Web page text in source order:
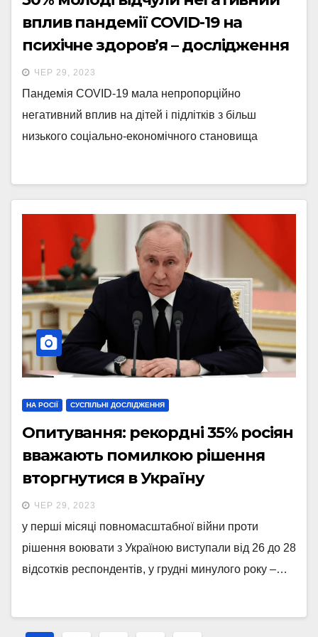
вплив пандемії COVID-19 на
психічне здоров’я – дослідження
ЧЕР 29, 2023
Пандемія COVID-19 мала непропорційно
негативний вплив на дітей і підлітків з більш
низького соціально-економічного становища
НА РОСІЇ СУСПІЛЬНІ ДОСЛІДЖЕННЯ
Опитування: рекордні 35% росіян
вважають помилкою рішення
вторгнутися в Україну
ЧЕР 29, 2023
у перші місяці повномасштабної війни проти
рішення воювати з Україною виступали від 26 до 28
відсотків респондентів, у грудні минулого року –…